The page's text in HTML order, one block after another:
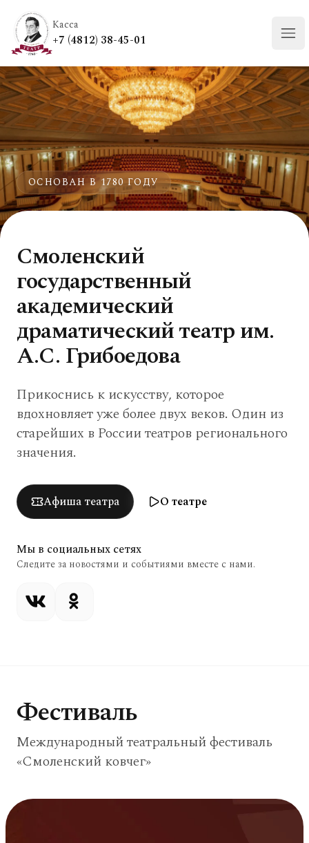
Касса
+7 (4812) 38-45-01
ОСНОВАН В 1780 ГОДУ
Смоленский
государственный
академический
драматический театрим.
А.С. Грибоедова
Прикоснись к искусству, которое
вдохновляет уже более двух веков. Один из
старейших в России театров регионального
значения.
Афиша театра О театре
Мы в социальных сетях
Следите за новостями и событиями вместе с нами.
Фестиваль
Международный театральный фестиваль
«Смоленский ковчег»